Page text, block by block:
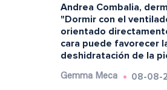
Andrea Combalia,
"Dormir con el
orientado
cara puede favorecer
deshidratación de la
Gemma Meca 08-08-